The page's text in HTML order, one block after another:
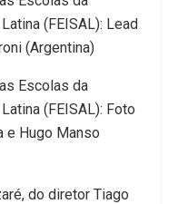
(FEISAL): Lead
(Argentina)
Escolas da
(FEISAL): Foto
e Hugo Manso
do diretor Tiago